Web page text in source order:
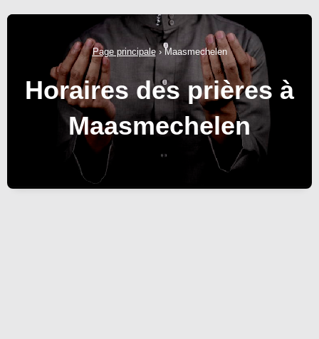
Page principale›Maasmechelen
Horaires des prières à
Maasmechelen